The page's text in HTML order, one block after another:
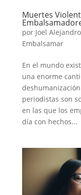
Muertes
por Joel
Embalsamar
En el mundo
una enorme
periodistas son
en las que los
día con hechos...